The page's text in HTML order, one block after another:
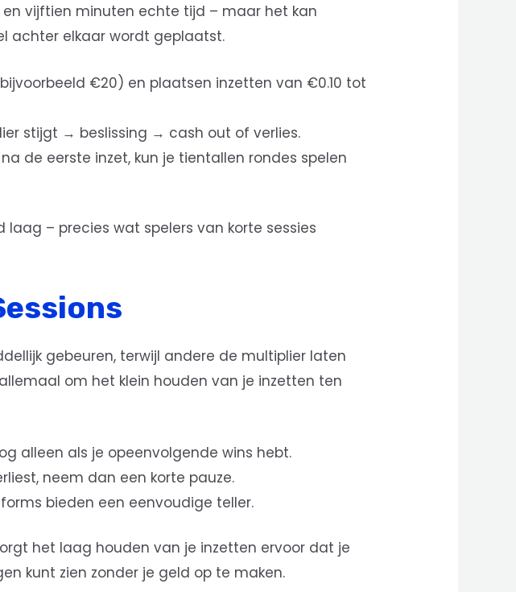
en vijftien minuten echte tijd – maar het kan
achter elkaar wordt geplaatst.
€20) en plaatsen inzetten van €0.10 tot
stijgt → beslissing → cash out of verlies.
de eerste inzet, kun je tientallen rondes spelen
– precies wat spelers van korte sessies
gebeuren, terwijl andere de multiplier laten
om het klein houden van je inzetten ten
alleen als je opeenvolgende wins hebt.
neem dan een korte pauze.
bieden een eenvoudige teller.
het laag houden van je inzetten ervoor dat je
kunt zien zonder je geld op te maken.